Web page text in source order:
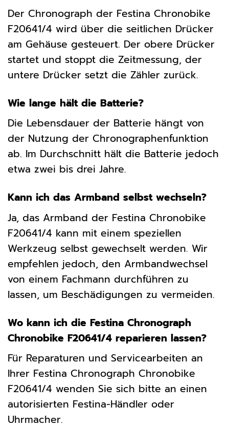
Der Chronograph der Festina Chronobike
F20641/4 wird über die seitlichen Drücker
am Gehäuse gesteuert. Der obere Drücker
startet und stoppt die Zeitmessung, der
untere Drücker setzt die Zähler zurück.
Wie lange hält die Batterie?
Die Lebensdauer der Batterie hängt von
der Nutzung der Chronographenfunktion
ab. Im Durchschnitt hält die Batterie jedoch
etwa zwei bis drei Jahre.
Kann ich das Armband selbst wechseln?
Ja, das Armband der Festina Chronobike
F20641/4 kann mit einem speziellen
Werkzeug selbst gewechselt werden. Wir
empfehlen jedoch, den Armbandwechsel
von einem Fachmann durchführen zu
lassen, um Beschädigungen zu vermeiden.
Wo kann ich die Festina Chronograph
Chronobike F20641/4 reparieren lassen?
Für Reparaturen und Servicearbeiten an
Ihrer Festina Chronograph Chronobike
F20641/4 wenden Sie sich bitte an einen
autorisierten Festina-Händler oder
Uhrmacher.